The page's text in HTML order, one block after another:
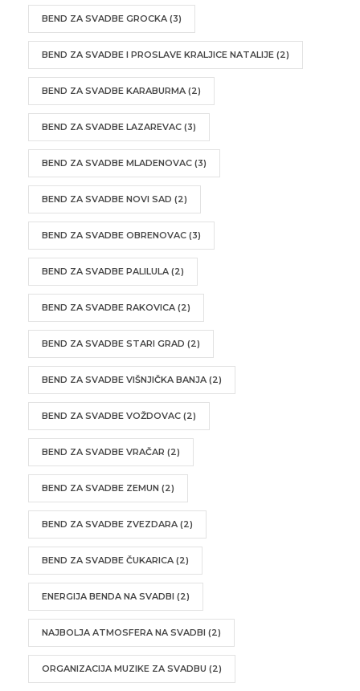
BEND ZA SVADBE GROCKA (3)
BEND ZA SVADBE I PROSLAVE KRALJICE NATALIJE (2)
BEND ZA SVADBE KARABURMA (2)
BEND ZA SVADBE LAZAREVAC (3)
BEND ZA SVADBE MLADENOVAC (3)
BEND ZA SVADBE NOVI SAD (2)
BEND ZA SVADBE OBRENOVAC (3)
BEND ZA SVADBE PALILULA (2)
BEND ZA SVADBE RAKOVICA (2)
BEND ZA SVADBE STARI GRAD (2)
BEND ZA SVADBE VIŠNJIČKA BANJA (2)
BEND ZA SVADBE VOŽDOVAC (2)
BEND ZA SVADBE VRAČAR (2)
BEND ZA SVADBE ZEMUN (2)
BEND ZA SVADBE ZVEZDARA (2)
BEND ZA SVADBE ČUKARICA (2)
ENERGIJA BENDA NA SVADBI (2)
NAJBOLJA ATMOSFERA NA SVADBI (2)
ORGANIZACIJA MUZIKE ZA SVADBU (2)